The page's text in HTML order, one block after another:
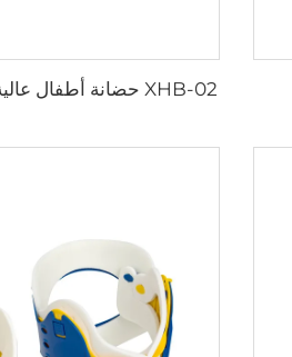
XHB-02 حضانة أطفال عالية الجودة في المستشفى